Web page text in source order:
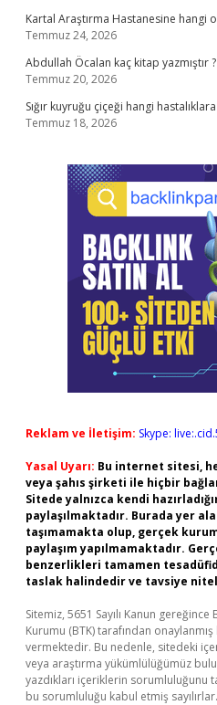
Kartal Araştırma Hastanesine hangi
Temmuz 24, 2026
Abdullah Öcalan kaç kitap yazmıştır ?
Temmuz 20, 2026
Sığır kuyruğu çiçeği hangi
Temmuz 18, 2026
Reklam ve İletişim: Skype:
Yasal Uyarı: Bu internet sitesi,
veya şahıs şirketi ile hiçbir
Sitede yalnızca kendi
paylaşılmaktadır. Burada yer
taşımamakta olup, gerçek
paylaşım yapılmamaktadır.
benzerlikleri tamamen
taslak halindedir ve tavsiye
Sitemiz, 5651 Sayılı Kanun
Kurumu (BTK) tarafından
vermektedir. Bu nedenle, sitedeki
veya araştırma yükümlülüğümüz
yazdıkları içeriklerin sorumluluğunu
bu sorumluluğu kabul etmiş sayılırlar.